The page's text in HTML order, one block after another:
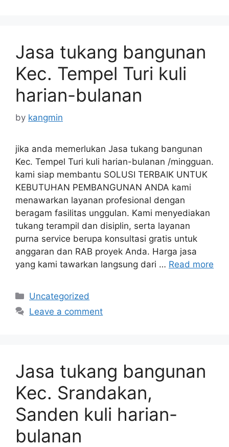
Jasa tukang bangunan
Kec. Tempel Turi kuli
harian-bulanan
by kangmin
jika anda memerlukan Jasa tukang bangunan
Kec. Tempel Turi kuli harian-bulanan /mingguan.
kami siap membantu SOLUSI TERBAIK UNTUK
KEBUTUHAN PEMBANGUNAN ANDA kami
menawarkan layanan profesional dengan
beragam fasilitas unggulan. Kami menyediakan
tukang terampil dan disiplin, serta layanan
purna service berupa konsultasi gratis untuk
anggaran dan RAB proyek Anda. Harga jasa
yang kami tawarkan langsung dari … Read more
Categories
Uncategorized
Leave a comment
Jasa tukang bangunan
Kec. Srandakan,
Sanden kuli harian-
bulanan